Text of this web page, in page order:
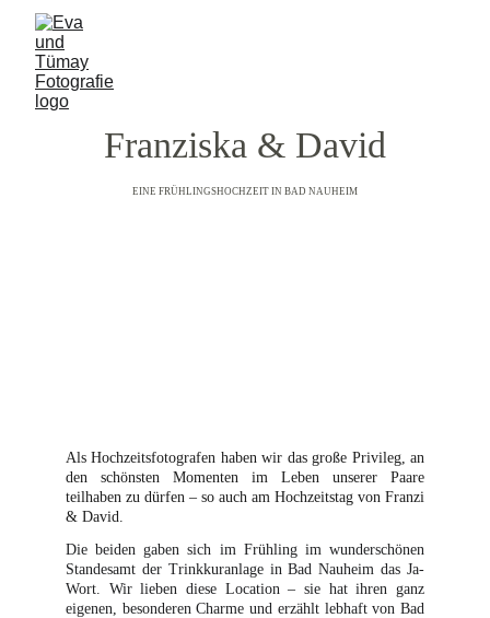
Franziska & David
EINE FRÜHLINGSHOCHZEIT IN BAD NAUHEIM
Als Hochzeitsfotografen haben wir das große Privileg, an
den schönsten Momenten im Leben unserer Paare
teilhaben zu dürfen – so auch am Hochzeitstag von Franzi
& David.
Die beiden gaben sich im Frühling im wunderschönen
Standesamt der Trinkkuranlage in Bad Nauheim das Ja-
Wort. Wir lieben diese Location – sie hat ihren ganz
eigenen, besonderen Charme und erzählt lebhaft von Bad